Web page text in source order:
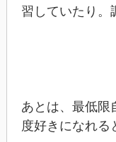
習していたり。
あとは、最低限
度好きになれる